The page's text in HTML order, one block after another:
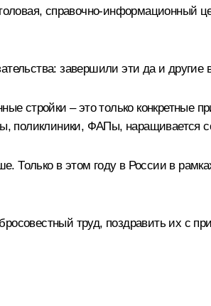
справочно-информационный
завершили эти да и
стройки – это только конкретные
поликлиники, ФАПы, наращивается
в этом году в России в
труд, поздравить их с